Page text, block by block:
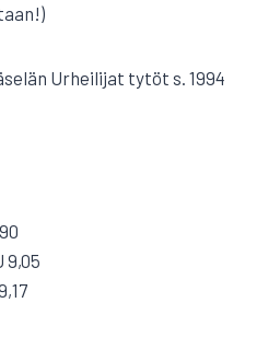
Urheilijat tytöt s. 1994
9,05